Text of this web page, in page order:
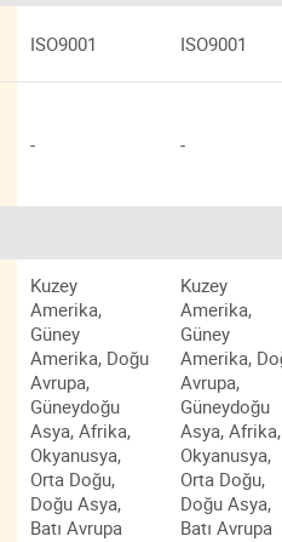
ISO9001 ISO9001
- -
Kuzey
Amerika,
Güney
Amerika, Doğu
Avrupa,
Güneydoğu
Asya, Afrika,
Okyanusya,
Orta Doğu,
Doğu Asya,
Batı Avrupa
Kuzey
Amerika,
Güney
Amerika,
Avrupa,
Güneydoğu
Asya, Afrika,
Okyanusya,
Orta Doğu,
Doğu Asya,
Batı Avrupa